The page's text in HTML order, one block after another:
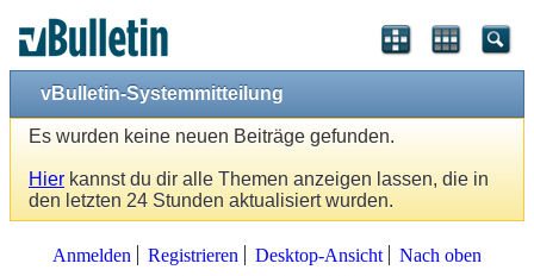
vBulletin-Systemmitteilung
Es wurden keine neuen Beiträge gefunden.
Hier kannst du dir alle Themen anzeigen lassen, die in
den letzten 24 Stunden aktualisiert wurden.
Anmelden Registrieren Desktop-Ansicht Nach oben